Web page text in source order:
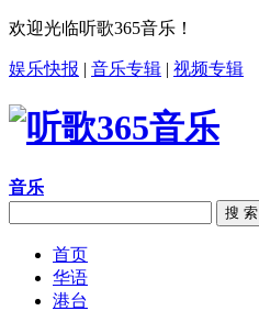
欢迎光临听歌365音乐！
娱乐快报 | 音乐专辑 | 视频专辑
音乐
搜 索
首页
华语
港台